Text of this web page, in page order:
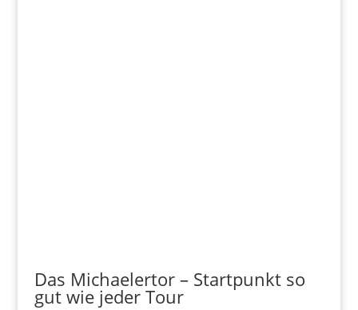
Das Michaelertor – Startpunkt so
gut wie jeder Tour